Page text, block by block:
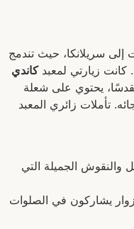
سريلانكا، حيث تندمج
كانت زيارتي لمعبدكاندي
مقدسًا، يحتوي على شعلة
تأملات زائري المعبد
والنقوش الجميلة التي
يشاركون في الصلوات